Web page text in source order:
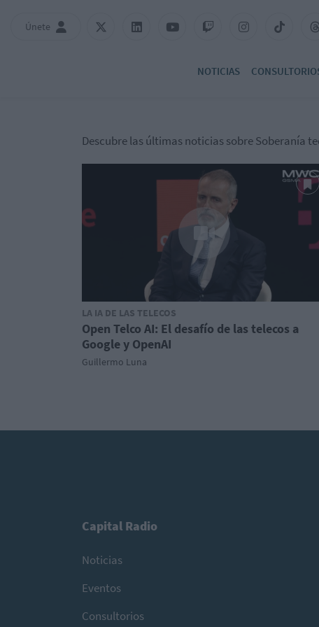
Únete
NOTICIAS
Descubre las últimas noticias sobre Soberanía
LA IA DE LAS TELECOS
Open Telco AI: El desafío de las telecos a
Google y OpenAI
Guillermo Luna
Capital Radio
Noticias
Eventos
Consultorios